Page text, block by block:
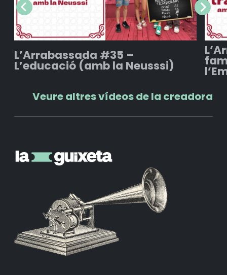
Veure altres vídeos de la creadora
L’Arrabassada #35 –
L’educació (amb la Neusssi)